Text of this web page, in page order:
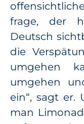
frage, der
Deutsch
die
umgehen
umgehen
ein“, sagt er.
man